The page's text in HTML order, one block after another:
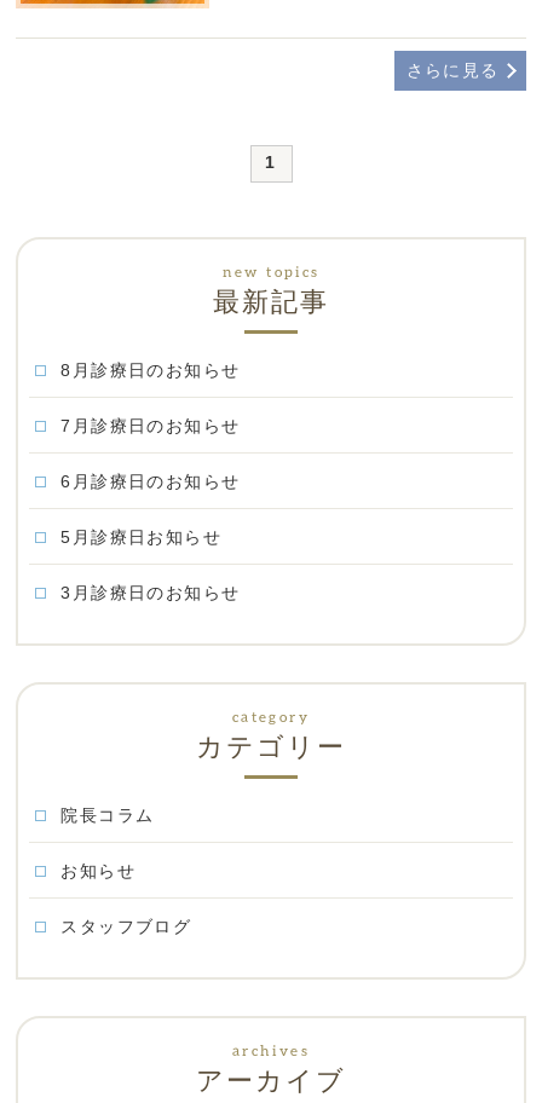
さらに見る
1
最新記事
8月診療日のお知らせ
7月診療日のお知らせ
6月診療日のお知らせ
5月診療日お知らせ
3月診療日のお知らせ
カテゴリー
院長コラム
お知らせ
スタッフブログ
アーカイブ